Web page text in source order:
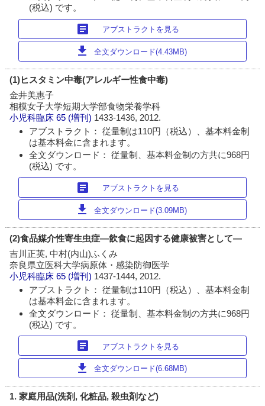
(税込) です。
article アブストラクトを見る
download 全文ダウンロード(4.43MB)
(1)ヒスタミン中毒(アレルギー性食中毒)
金井美惠子
相模女子大学短期大学部食物栄養学科
小児科臨床 65 (増刊) 1433-1436, 2012.
アブストラクト： 従量制は110円（税込）、基本料金制
は基本料金に含まれます。
全文ダウンロード： 従量制、基本料金制の方共に968円
(税込) です。
article アブストラクトを見る
download 全文ダウンロード(3.09MB)
(2)食品媒介性寄生虫症―飲食に起因する健康被害として―
吉川正英, 中村(内山)ふくみ
奈良県立医科大学病原体・感染防御医学
小児科臨床 65 (増刊) 1437-1444, 2012.
アブストラクト： 従量制は110円（税込）、基本料金制
は基本料金に含まれます。
全文ダウンロード： 従量制、基本料金制の方共に968円
(税込) です。
article アブストラクトを見る
download 全文ダウンロード(6.68MB)
1. 家庭用品(洗剤, 化粧品, 殺虫剤など)